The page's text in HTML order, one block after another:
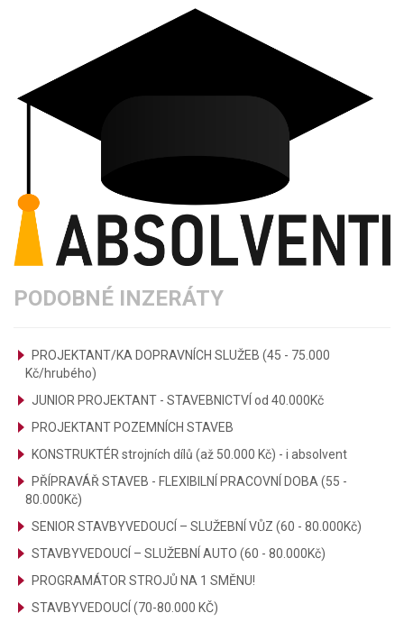
PODOBNÉ INZERÁTY
PROJEKTANT/KA DOPRAVNÍCH SLUŽEB (45 - 75.000
Kč/hrubého)
JUNIOR PROJEKTANT - STAVEBNICTVÍ od 40.000Kč
PROJEKTANT POZEMNÍCH STAVEB
KONSTRUKTÉR strojních dílů (až 50.000 Kč) - i absolvent
PŘÍPRAVÁŘ STAVEB - FLEXIBILNÍ PRACOVNÍ DOBA (55 -
80.000Kč)
SENIOR STAVBYVEDOUCÍ – SLUŽEBNÍ VŮZ (60 - 80.000Kč)
STAVBYVEDOUCÍ – SLUŽEBNÍ AUTO (60 - 80.000Kč)
PROGRAMÁTOR STROJŮ NA 1 SMĚNU!
STAVBYVEDOUCÍ (70-80.000 KČ)